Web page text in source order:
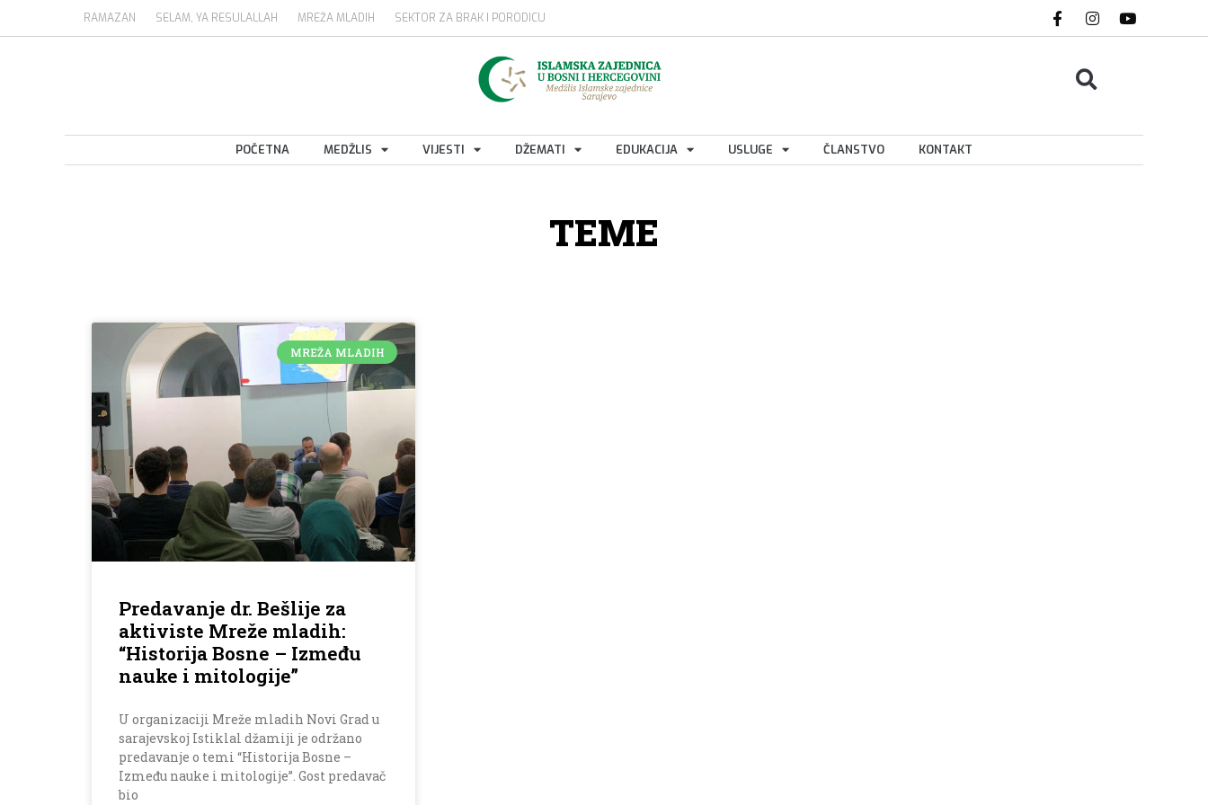
RAMAZAN SELAM, YA RESULALLAH MREŽA MLADIH SEKTOR ZA BRAK I PORODICU
POČETNA MEDŽLIS VIJESTI DŽEMATI EDUKACIJA USLUGE ČLANSTVO KONTAKT
TEME
MREŽA MLADIH
Predavanje dr. Bešlije za
aktiviste Mreže mladih:
“Historija Bosne – Između
nauke i mitologije”
U organizaciji Mreže mladih Novi Grad u
sarajevskoj Istiklal džamiji je održano
predavanje o temi “Historija Bosne –
Između nauke i mitologije”. Gost predavač
bio